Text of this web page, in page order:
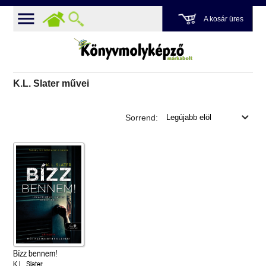
A kosár üres
K.L. Slater művei
Sorrend:
Bízz bennem!
K.L. Slater